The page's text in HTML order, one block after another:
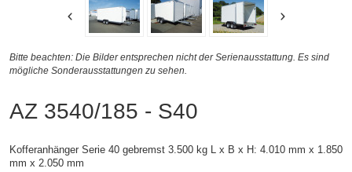
Bitte beachten: Die Bilder entsprechen nicht der Serienausstattung. Es sind
mögliche Sonderausstattungen zu sehen.
AZ 3540/185 - S40
Kofferanhänger Serie 40 gebremst 3.500 kg L x B x H: 4.010 mm x 1.850
mm x 2.050 mm